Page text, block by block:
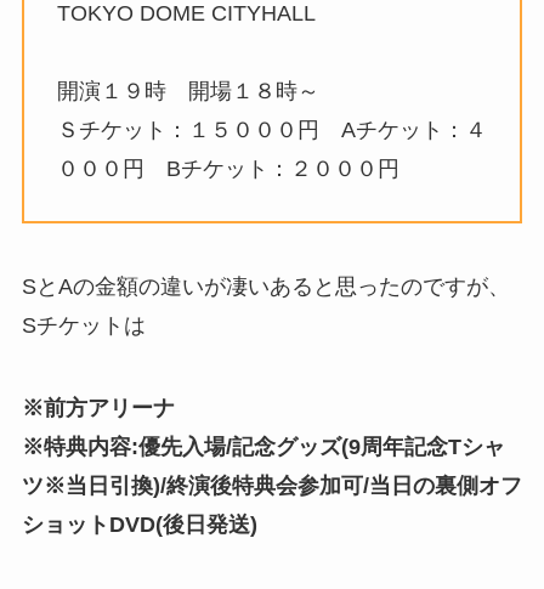
TOKYO DOME CITYHALL
開演１９時 開場１８時～
Ｓチケット：１５０００円 Aチケット：４
０００円 Bチケット：２０００円
SとAの金額の違いが凄いあると思ったのですが、
Sチケットは
※前方アリーナ
※特典内容:優先入場/記念グッズ(9周年記念Tシャ
ツ※当日引換)/終演後特典会参加可/当日の裏側オフ
ショットDVD(後日発送)